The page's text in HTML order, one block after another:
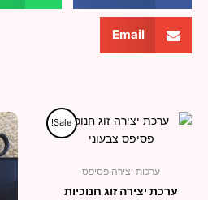
Email
Sale!
ערכות יצירה פסיפס
ערכת יצירה זוג חנוכיות
המחיר
היה:
המחיר
הנוכחי